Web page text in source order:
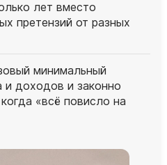
лет вместо
претензий от разных
минимальный
и доходов и законно
«всё повисло на